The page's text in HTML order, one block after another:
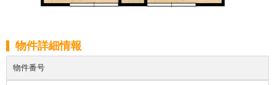
物件詳細情報
物件番号